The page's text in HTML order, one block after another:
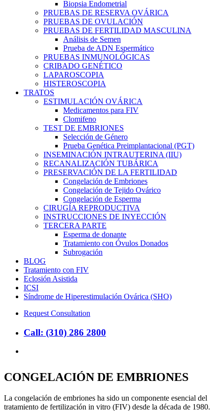
Biopsia Endometrial
PRUEBAS DE RESERVA OVÁRICA
PRUEBAS DE OVULACIÓN
PRUEBAS DE FERTILIDAD MASCULINA
Análisis de Semen
Prueba de ADN Espermático
PRUEBAS INMUNOLÓGICAS
CRIBADO GENÉTICO
LAPAROSCOPIA
HISTEROSCOPIA
TRATOS
ESTIMULACIÓN OVÁRICA
Medicamentos para FIV
Clomifeno
TEST DE EMBRIONES
Selección de Género
Prueba Genética Preimplantacional (PGT)
INSEMINACIÓN INTRAUTERINA (IIU)
RECANALIZACIÓN TUBÁRICA
PRESERVACIÓN DE LA FERTILIDAD
Congelación de Embriones
Congelación de Tejido Ovárico
Congelación de Esperma
CIRUGÍA REPRODUCTIVA
INSTRUCCIONES DE INYECCIÓN
TERCERA PARTE
Esperma de donante
Tratamiento con Óvulos Donados
Subrogación
BLOG
Tratamiento con FIV
Eclosión Asistida
ICSI
Síndrome de Hiperestimulación Ovárica (SHO)
Request Consultation
Call: (310) 286 2800
CONGELACIÓN DE EMBRIONES
La congelación de embriones ha sido un componente esencial del
tratamiento de fertilización in vitro (FIV) desde la década de 1980.